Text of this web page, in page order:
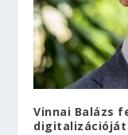
Vinnai Balázs
digitalizációját